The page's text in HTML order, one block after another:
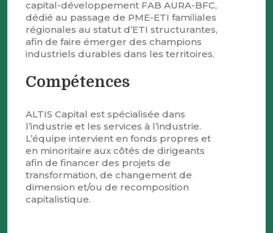
capital-développement FAB AURA-BFC,
dédié au passage de PME-ETI familiales
régionales au statut d’ETI structurantes,
afin de faire émerger des champions
industriels durables dans les territoires.
Compétences
ALTIS Capital est spécialisée dans
l’industrie et les services à l’industrie.
L’équipe intervient en fonds propres et
en minoritaire aux côtés de dirigeants
afin de financer des projets de
transformation, de changement de
dimension et/ou de recomposition
capitalistique.